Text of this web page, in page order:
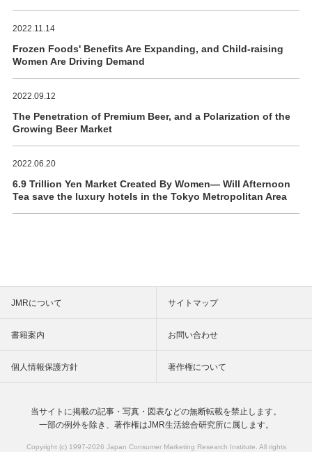
2022.11.14
Frozen Foods' Benefits Are Expanding, and Child-raising
Women Are Driving Demand
2022.09.12
The Penetration of Premium Beer, and a Polarization of the
Growing Beer Market
2022.06.20
6.9 Trillion Yen Market Created By Women― Will Afternoon
Tea save the luxury hotels in the Tokyo Metropolitan Area
JMRについて サイトマップ
書籍案内 お問い合わせ
個人情報保護方針 著作権について
当サイトに掲載の記事・写真・図表などの無断転載を禁止します。
一部の例外を除き、著作権はJMR生活総合研究所に属します。
Copyright (c) 1997-2026 Japan Consumer Marketing Research Institute. All rights